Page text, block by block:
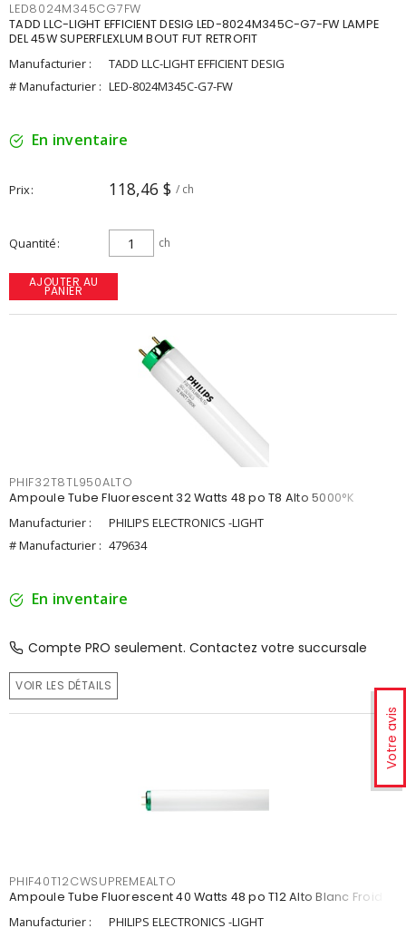
Votre avis
LED8024M345CG7FW
TADD LLC-LIGHT EFFICIENT DESIG LED-8024M345C-G7-FW LAMPE
DEL 45W SUPERFLEXLUM BOUT FUT RETROFIT
Manufacturier :
TADD LLC-LIGHT EFFICIENT DESIG
# Manufacturier : LED-8024M345C-G7-FW
En inventaire
Prix 118,46 $ / ch
Quantité ch
AJOUTER AU
PANIER
PHIF32T8TL950ALTO
Ampoule Tube Fluorescent 32 Watts 48 po T8 Alto 5000°K
Manufacturier :
PHILIPS ELECTRONICS -LIGHT
# Manufacturier : 479634
En inventaire
Compte PRO seulement. Contactez votre succursale
VOIR LES DÉTAILS
PHIF40T12CWSUPREMEALTO
Ampoule Tube Fluorescent 40 Watts 48 po T12 Alto Blanc Froid
Manufacturier :
PHILIPS ELECTRONICS -LIGHT